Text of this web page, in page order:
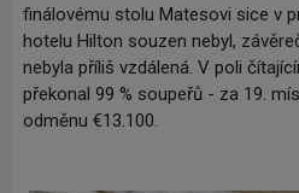
finálovému stolu Matesovi sice v
hotelu Hilton souzen nebyl,
nebyla příliš vzdálená. V poli
překonal 99 % soupeřů - za 19.
odměnu €13.100.